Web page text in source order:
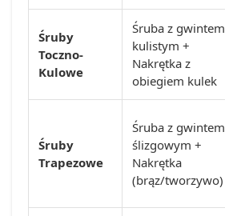
Śruby
Toczno-
Kulowe
Śruba z gwintem
kulistym +
Nakrętka z
obiegiem kulek
Śruby
Trapezowe
Śruba z gwintem
ślizgowym +
Nakrętka
(brąz/tworzywo)